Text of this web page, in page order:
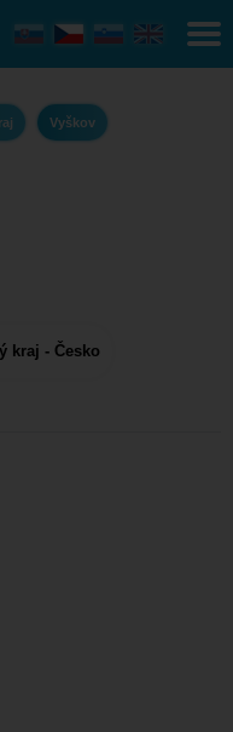
Vyškov
kraj - Česko